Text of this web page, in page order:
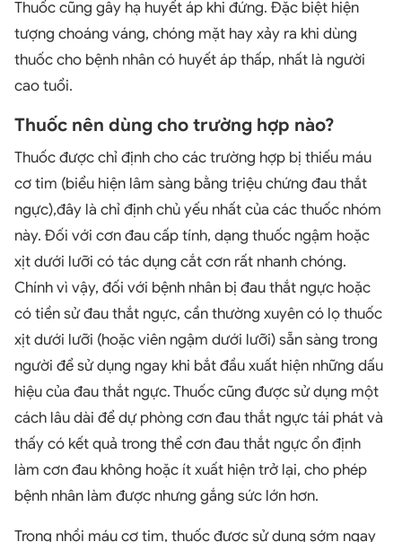
Thuốc cũng gây hạ huyết áp khi đứng. Đặc biệt hiện
tượng choáng váng, chóng mặt hay xảy ra khi dùng
thuốc cho bệnh nhân có huyết áp thấp, nhất là người
cao tuổi.
Thuốc nên dùng cho trường hợp nào?
Thuốc được chỉ định cho các trường hợp bị thiếu máu
cơ tim (biểu hiện lâm sàng bằng triệu chứng đau thắt
ngực),đây là chỉ định chủ yếu nhất của các thuốc nhóm
này. Đối với cơn đau cấp tính, dạng thuốc ngậm hoặc
xịt dưới lưỡi có tác dụng cắt cơn rất nhanh chóng.
Chính vì vậy, đối với bệnh nhân bị đau thắt ngực hoặc
có tiền sử đau thắt ngực, cần thường xuyên có lọ thuốc
xịt dưới lưỡi (hoặc viên ngậm dưới lưỡi) sẵn sàng trong
người để sử dụng ngay khi bắt đầu xuất hiện những dấu
hiệu của đau thắt ngực. Thuốc cũng được sử dụng một
cách lâu dài để dự phòng cơn đau thắt ngực tái phát và
thấy có kết quả trong thể cơn đau thắt ngực ổn định
làm cơn đau không hoặc ít xuất hiện trở lại, cho phép
bệnh nhân làm được nhưng gắng sức lớn hơn.
Trong nhồi máu cơ tim, thuốc được sử dụng sớm ngay